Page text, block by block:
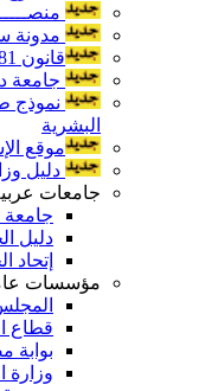
مدونة
قانون 81 لسنة 2016 " الخدمة المدنيــة "
جامعة
نموذج
البشرية
موقع
دليل
جامعات
جامعة
دليل
إتحاد
مؤسسات
قطاع
بوابة
وزارة